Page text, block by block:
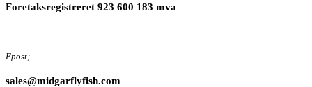
Foretaksregistreret 923 600 183 mva
Epost;
sales@midgarflyfish.com